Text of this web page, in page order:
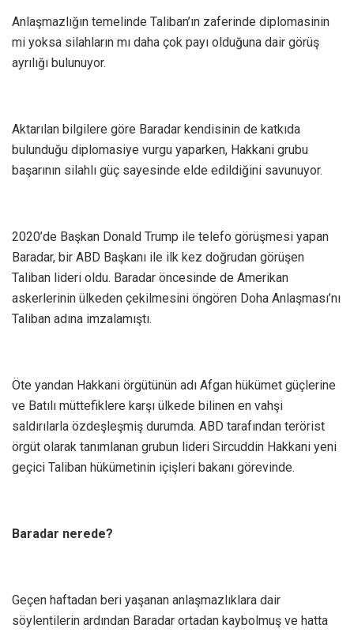
Anlaşmazlığın temelinde Taliban’ın zaferinde diplomasinin
mi yoksa silahların mı daha çok payı olduğuna dair görüş
ayrılığı bulunuyor.
Aktarılan bilgilere göre Baradar kendisinin de katkıda
bulunduğu diplomasiye vurgu yaparken, Hakkani grubu
başarının silahlı güç sayesinde elde edildiğini savunuyor.
2020’de Başkan Donald Trump ile telefo görüşmesi yapan
Baradar, bir ABD Başkanı ile ilk kez doğrudan görüşen
Taliban lideri oldu. Baradar öncesinde de Amerikan
askerlerinin ülkeden çekilmesini öngören Doha Anlaşması’nı
Taliban adına imzalamıştı.
Öte yandan Hakkani örgütünün adı Afgan hükümet güçlerine
ve Batılı müttefiklere karşı ülkede bilinen en vahşi
saldırılarla özdeşleşmiş durumda. ABD tarafından terörist
örgüt olarak tanımlanan grubun lideri Sircuddin Hakkani yeni
geçici Taliban hükümetinin içişleri bakanı görevinde.
Baradar nerede?
Geçen haftadan beri yaşanan anlaşmazlıklara dair
söylentilerin ardından Baradar ortadan kaybolmuş ve hatta